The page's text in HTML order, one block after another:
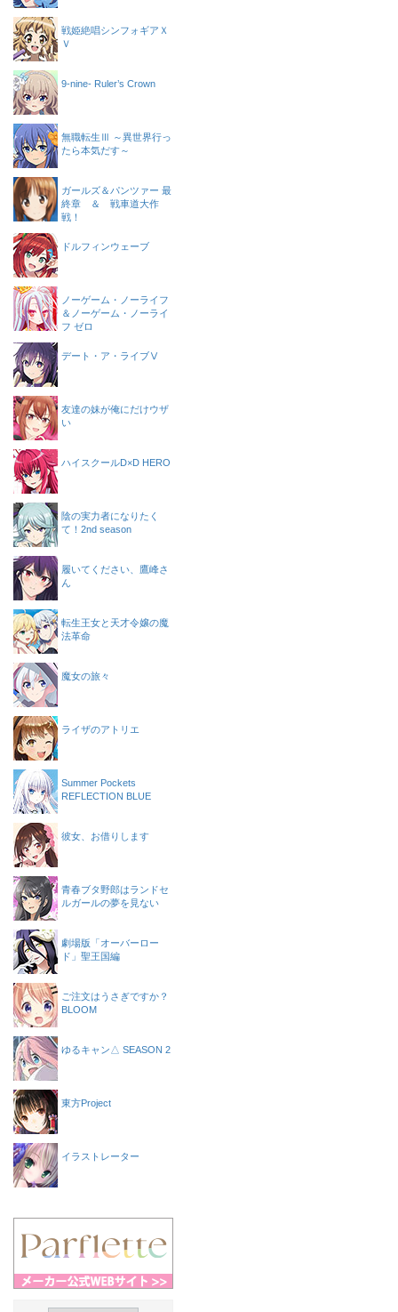
戦姫絶唱シンフォギアＸ
Ｖ
9-nine- Ruler’s Crown
無職転生Ⅲ ～異世界行っ
たら本気だす～
ガールズ＆パンツァー 最
終章 ＆ 戦車道大作
戦！
ドルフィンウェーブ
ノーゲーム・ノーライフ
＆ノーゲーム・ノーライ
フ ゼロ
デート・ア・ライブⅤ
友達の妹が俺にだけウザ
い
ハイスクールD×D HERO
陰の実力者になりたく
て！2nd season
履いてください、鷹峰さ
ん
転生王女と天才令嬢の魔
法革命
魔女の旅々
ライザのアトリエ
Summer Pockets
REFLECTION BLUE
彼女、お借りします
青春ブタ野郎はランドセ
ルガールの夢を見ない
劇場版「オーバーロー
ド」聖王国編
ご注文はうさぎですか？
BLOOM
ゆるキャン△ SEASON 2
東方Project
イラストレーター